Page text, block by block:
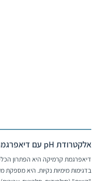
אלקטרודת pH עם דיאפרגמת קרמיקה — למי היא מתאימה?
בדגימות מימיות נקיות. היא מספקת